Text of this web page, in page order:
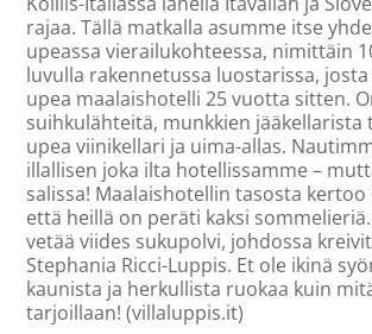
rajaa. Tällä matkalla asumme itse
upeassa vierailukohteessa, nimittäin
luvulla rakennetussa luostarissa,
upea maalaishotelli 25 vuotta sitten.
suihkulähteitä, munkkien jääkellarista
upea viinikellari ja uima-allas.
illallisen joka ilta hotellissamme –
salissa! Maalaishotellin tasosta kertoo
että heillä on peräti kaksi sommelieriä.
vetää viides sukupolvi, johdossa
Stephania Ricci-Luppis. Et ole ikinä
kaunista ja herkullista ruokaa kuin
tarjoillaan! (villaluppis.it)